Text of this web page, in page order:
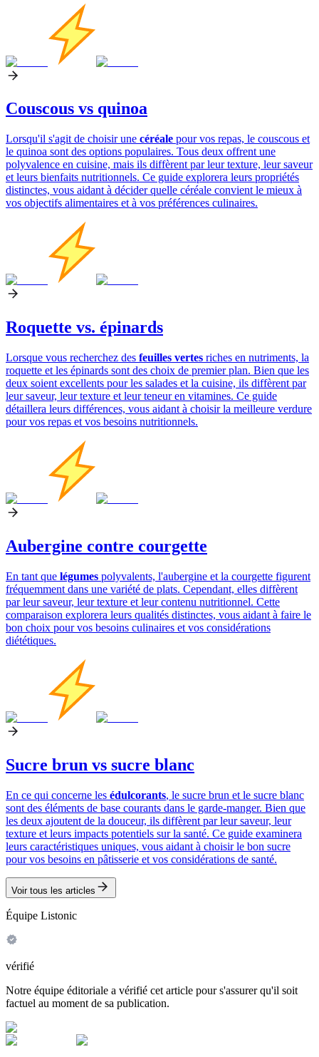
Couscous vs quinoa
Lorsqu'il s'agit de choisir une céréale pour vos repas, le couscous et
le quinoa sont des options populaires. Tous deux offrent une
polyvalence en cuisine, mais ils diffèrent par leur texture, leur saveur
et leurs bienfaits nutritionnels. Ce guide explorera leurs propriétés
distinctes, vous aidant à décider quelle céréale convient le mieux à
vos objectifs alimentaires et à vos préférences culinaires.
Roquette vs. épinards
Lorsque vous recherchez des feuilles vertes riches en nutriments, la
roquette et les épinards sont des choix de premier plan. Bien que les
deux soient excellents pour les salades et la cuisine, ils diffèrent par
leur saveur, leur texture et leur teneur en vitamines. Ce guide
détaillera leurs différences, vous aidant à choisir la meilleure verdure
pour vos repas et vos besoins nutritionnels.
Aubergine contre courgette
En tant que légumes polyvalents, l'aubergine et la courgette figurent
fréquemment dans une variété de plats. Cependant, elles diffèrent
par leur saveur, leur texture et leur contenu nutritionnel. Cette
comparaison explorera leurs qualités distinctes, vous aidant à faire le
bon choix pour vos besoins culinaires et vos considérations
diététiques.
Sucre brun vs sucre blanc
En ce qui concerne les édulcorants, le sucre brun et le sucre blanc
sont des éléments de base courants dans le garde-manger. Bien que
les deux ajoutent de la douceur, ils diffèrent par leur saveur, leur
texture et leurs impacts potentiels sur la santé. Ce guide examinera
leurs caractéristiques uniques, vous aidant à choisir le bon sucre
pour vos besoins en pâtisserie et vos considérations de santé.
Voir tous les articles
Équipe Listonic
vérifié
Notre équipe éditoriale a vérifié cet article pour s'assurer qu'il soit
factuel au moment de sa publication.